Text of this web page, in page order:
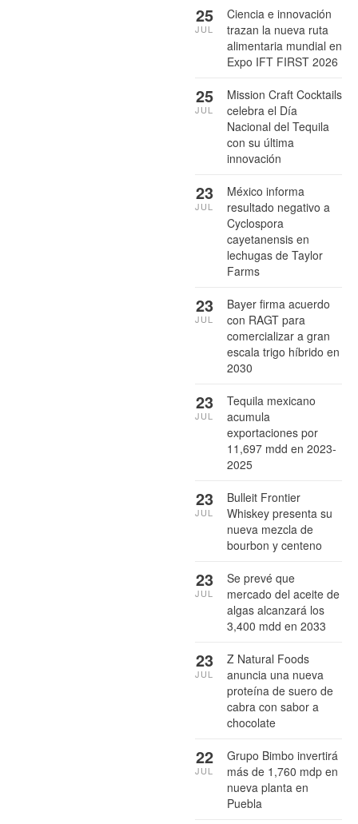
Ciencia e innovación
trazan la nueva ruta
alimentaria mundial en
Expo IFT FIRST 2026
25
JUL
Mission Craft Cocktails
celebra el Día
Nacional del Tequila
con su última
innovación
25
JUL
México informa
resultado negativo a
Cyclospora
cayetanensis en
lechugas de Taylor
Farms
23
JUL
Bayer firma acuerdo
con RAGT para
comercializar a gran
escala trigo híbrido en
2030
23
JUL
Tequila mexicano
acumula
exportaciones por
11,697 mdd en 2023-
2025
23
JUL
Bulleit Frontier
Whiskey presenta su
nueva mezcla de
bourbon y centeno
23
JUL
Se prevé que
mercado del aceite de
algas alcanzará los
3,400 mdd en 2033
23
JUL
Z Natural Foods
anuncia una nueva
proteína de suero de
cabra con sabor a
chocolate
23
JUL
Grupo Bimbo invertirá
más de 1,760 mdp en
nueva planta en
Puebla
22
JUL